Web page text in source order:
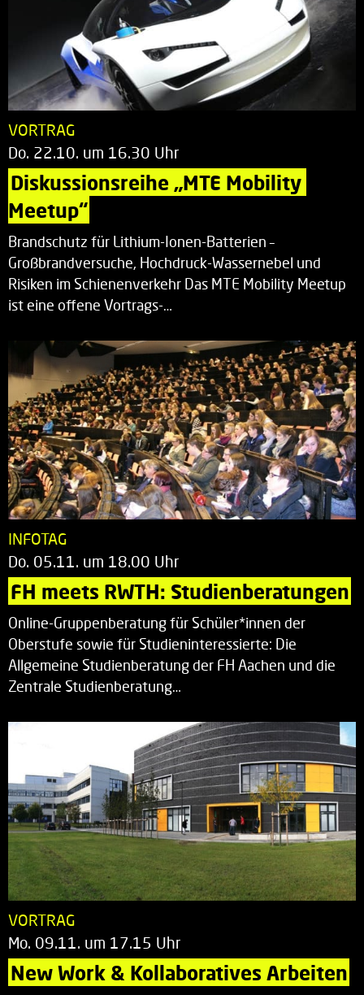
VORTRAG
Do. 22.10. um 16.30 Uhr
Diskussionsreihe „MTE Mobility
Meetup“
Brandschutz für Lithium-Ionen-Batterien –
Großbrandversuche, Hochdruck-Wassernebel und
Risiken im Schienenverkehr Das MTE Mobility Meetup
ist eine offene Vortrags-…
INFOTAG
Do. 05.11. um 18.00 Uhr
FH meets RWTH: Studienberatungen
Online-Gruppenberatung für Schüler*innen der
Oberstufe sowie für Studieninteressierte: Die
Allgemeine Studienberatung der FH Aachen und die
Zentrale Studienberatung…
VORTRAG
Mo. 09.11. um 17.15 Uhr
New Work & Kollaboratives Arbeiten